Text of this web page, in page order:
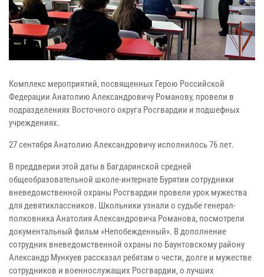
Комплекс мероприятий, посвященных Герою Российской
Федерации Анатолию Александровичу Романову, провели в
подразделениях Восточного округа Росгвардии и подшефных
учреждениях.
27 сентября Анатолию Александровичу исполнилось 76 лет.
В преддверии этой даты в Багдаринской средней
общеобразовательной школе-интернате Бурятии сотрудники
вневедомственной охраны Росгвардии провели урок мужества
для девятиклассников. Школьники узнали о судьбе генерал-
полковника Анатолия Александровича Романова, посмотрели
документальный фильм «Непобежденный». В дополнение
сотрудник вневедомственной охраны по Баунтовскому району
Александр Мункуев рассказал ребятам о чести, долге и мужестве
сотрудников и военнослужащих Росгвардии, о лучших